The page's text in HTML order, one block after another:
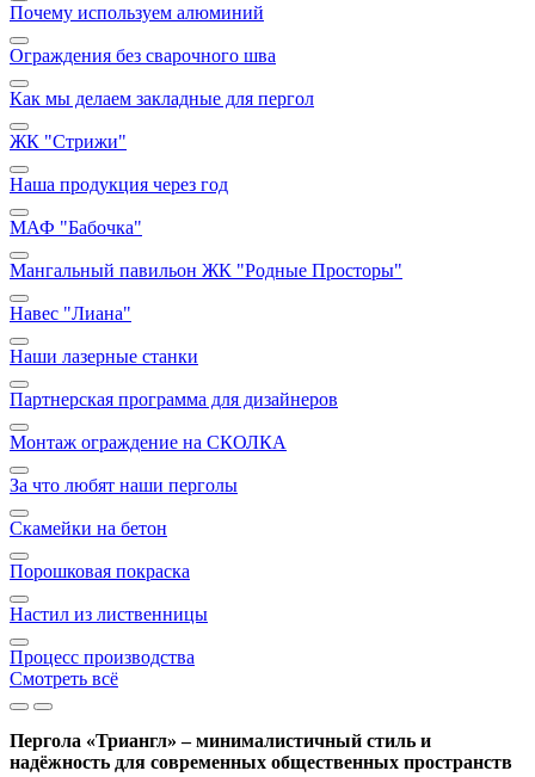
Почему используем алюминий
Ограждения без сварочного шва
Как мы делаем закладные для пергол
ЖК "Стрижи"
Наша продукция через год
МАФ "Бабочка"
Мангальный павильон ЖК "Родные Просторы"
Навес "Лиана"
Наши лазерные станки
Партнерская программа для дизайнеров
Монтаж ограждение на СКОЛКА
За что любят наши перголы
Скамейки на бетон
Порошковая покраска
Настил из лиственницы
Процесс производства
Смотреть всё
Пергола «Триангл» – минималистичный стиль и
надёжность для современных общественных пространств